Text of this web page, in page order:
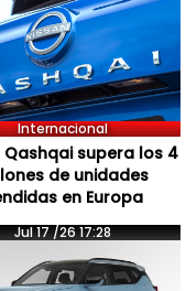
Internacional
Qashqai supera los 4
de unidades
en Europa
Jul 17 /26 17:28